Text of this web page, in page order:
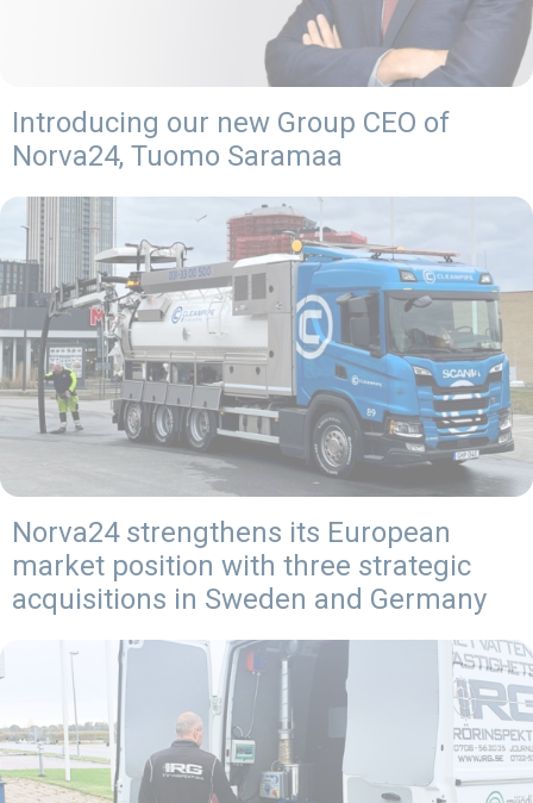
Introducing our new Group CEO of
Norva24, Tuomo Saramaa
Norva24 strengthens its European
market position with three strategic
acquisitions in Sweden and Germany